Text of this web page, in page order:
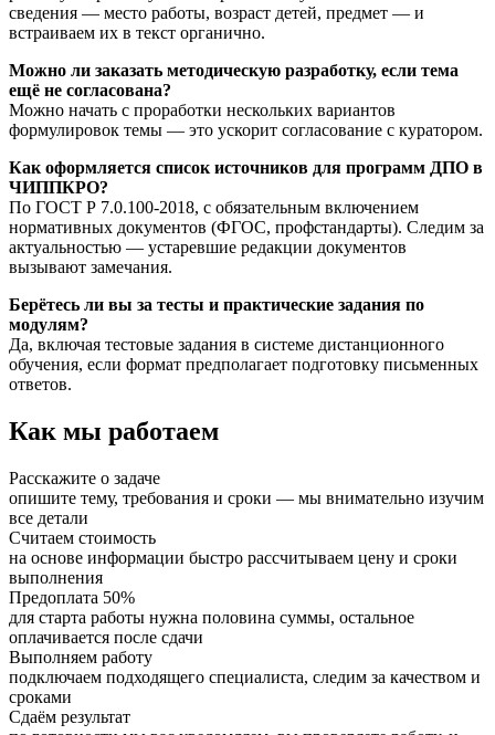
сведения — место работы, возраст детей, предмет — и
встраиваем их в текст органично.
Можно ли заказать методическую разработку, если тема
ещё не согласована?
Можно начать с проработки нескольких вариантов
формулировок темы — это ускорит согласование с куратором.
Как оформляется список источников для программ ДПО в
ЧИППКРО?
По ГОСТ Р 7.0.100-2018, с обязательным включением
нормативных документов (ФГОС, профстандарты). Следим за
актуальностью — устаревшие редакции документов
вызывают замечания.
Берётесь ли вы за тесты и практические задания по
модулям?
Да, включая тестовые задания в системе дистанционного
обучения, если формат предполагает подготовку письменных
ответов.
Как мы работаем
Расскажите о задаче
опишите тему, требования и сроки — мы внимательно изучим
все детали
Считаем стоимость
на основе информации быстро рассчитываем цену и сроки
выполнения
Предоплата 50%
для старта работы нужна половина суммы, остальное
оплачивается после сдачи
Выполняем работу
подключаем подходящего специалиста, следим за качеством и
сроками
Сдаём результат